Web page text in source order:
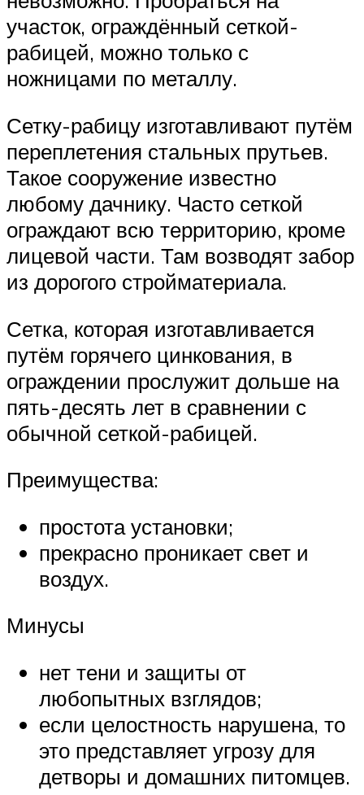
участок, ограждённый сеткой-
рабицей, можно только с
ножницами по металлу.
Сетку-рабицу изготавливают путём
переплетения стальных прутьев.
Такое сооружение известно
любому дачнику. Часто сеткой
ограждают всю территорию, кроме
лицевой части. Там возводят забор
из дорогого стройматериала.
Сетка, которая изготавливается
путём горячего цинкования, в
ограждении прослужит дольше на
пять-десять лет в сравнении с
обычной сеткой-рабицей.
Преимущества:
простота установки;
прекрасно проникает свет и
воздух.
Минусы
нет тени и защиты от
любопытных взглядов;
если целостность нарушена, то
это представляет угрозу для
детворы и домашних питомцев.